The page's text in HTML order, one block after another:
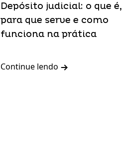
Depósito judicial: o que é,
para que serve e como
funciona na prática
Continue lendo